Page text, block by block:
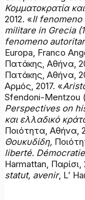
Κομματοκρατία και
2012. «Il fenomeno
militare in Grecia
fenomeno
Europa, Franco
Πατάκης, Αθήνα,
Πατάκης, Αθήνα,
Αρμός, 2017. «
Sfendoni-Mentzou
Perspectives on
και ελλαδικό
Ποιότητα, Αθήνα,
Θουκυδίδη,
liberté.
Harmattan, Παρίσι,
statut, avenir, L’